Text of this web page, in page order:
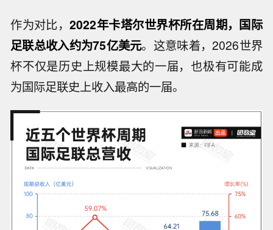
作为对比，2022年卡塔尔世界杯所在周期，国际
足联总收入约为75亿美元。这意味着，2026世界
杯不仅是历史上规模最大的一届，也极有可能成
为国际足联史上收入最高的一届。